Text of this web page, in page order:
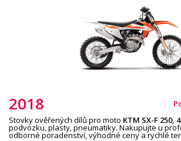
2018
Stovky ověřených dílů pro moto KTM SX-F 250,
podvozku, plasty, pneumatiky. Nakupujte u
odborné poradenství, výhodné ceny a rychlé